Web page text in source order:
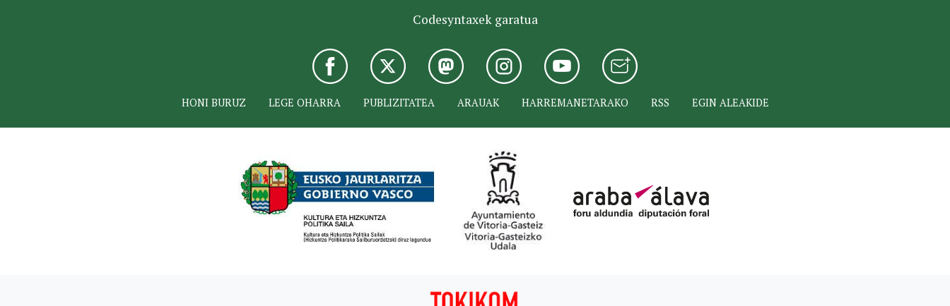
Codesyntaxek garatua
HONI BURUZ LEGE OHARRA PUBLIZITATEA ARAUAK HARREMANETARAKO RSS EGIN ALEAKIDE